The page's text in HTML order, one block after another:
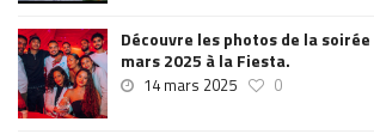
Découvre les photos de la soirée
mars 2025 à la Fiesta.
14 mars 2025 0